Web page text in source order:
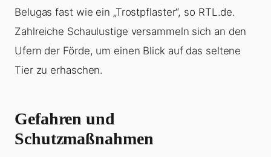
Belugas fast wie ein „Trostpflaster“, so RTL.de.
Zahlreiche Schaulustige versammeln sich an den
Ufern der Förde, um einen Blick auf das seltene
Tier zu erhaschen.
Gefahren und
Schutzmaßnahmen